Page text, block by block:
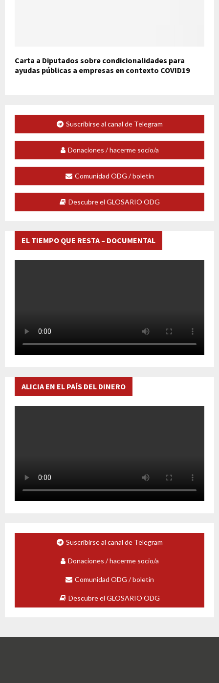
Carta a Diputados sobre condicionalidades para
ayudas públicas a empresas en contexto COVID19
Suscribirse al canal de Telegram
Donaciones / hacerme socio/a
Comunidad ODG / boletín
Descubre el GLOSARIO ODG
EL TIEMPO QUE RESTA – DOCUMENTAL
ALICIA EN EL PAÍS DEL DINERO
Suscribirse al canal de Telegram
Donaciones / hacerme socio/a
Comunidad ODG / boletín
Descubre el GLOSARIO ODG